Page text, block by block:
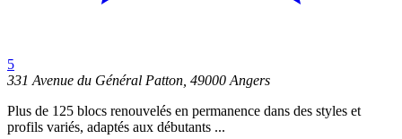
5
331 Avenue du Général Patton, 49000 Angers
Plus de 125 blocs renouvelés en permanence dans des styles et
profils variés, adaptés aux débutants ...